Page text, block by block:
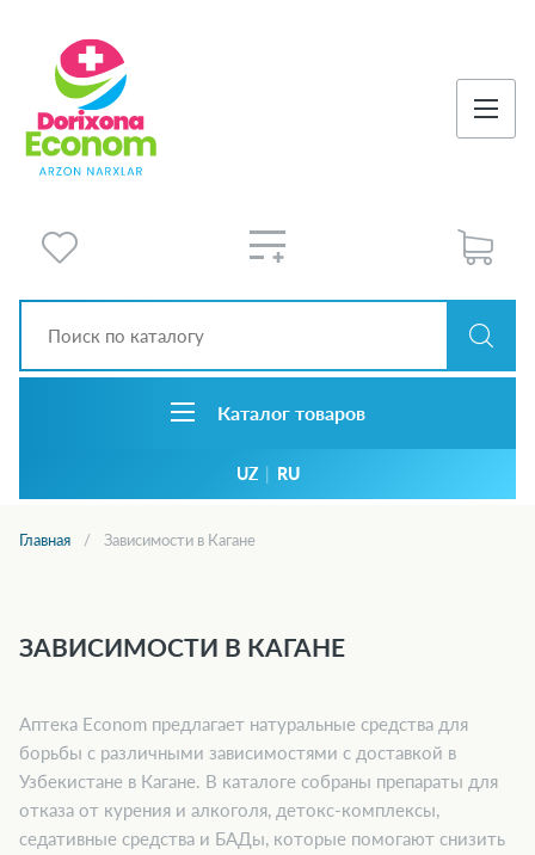
Каталог товаров
UZ | RU
Главная Зависимости в Кагане
ЗАВИСИМОСТИ В КАГАНЕ
Аптека Econom предлагает натуральные средства для
борьбы с различными зависимостями с доставкой в
Узбекистане в Кагане. В каталоге собраны препараты для
отказа от курения и алкоголя, детокс-комплексы,
седативные средства и БАДы, которые помогают снизить